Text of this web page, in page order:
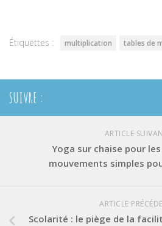
Étiquettes : multiplication tables de
SUIVRE :
ARTICLE
Yoga sur chaise pour
mouvements simples
ARTICLE
Scolarité : le piège de la